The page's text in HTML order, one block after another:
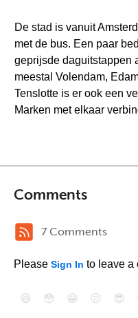
De stad is vanuit
met de bus. Een paar
geprijsde daguitstappen
meestal Volendam,
Tenslotte is er ook een
Marken met elkaar
Comments
7 Comments
Please Sign In to leave a
😄 😳 😁 😒 😎